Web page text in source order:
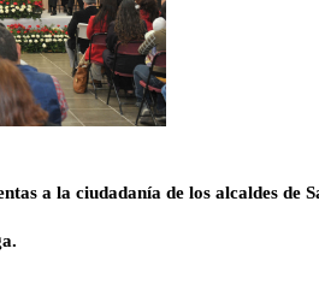
a la ciudadanía de los alcaldes de